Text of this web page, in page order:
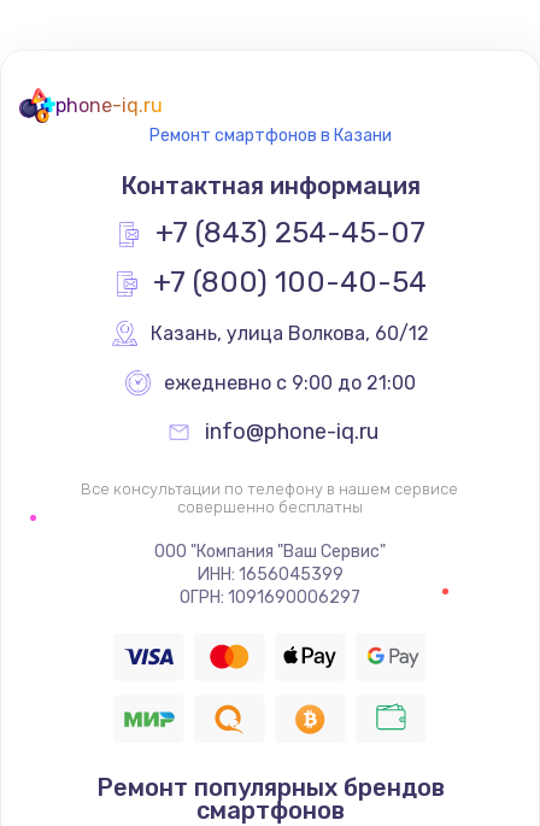
1795 руб.
Заказать
Ремонт разъема питания
1120 руб.
Заказать
Замена видеочипа
Заказать
Настройка BIOS
Заказать
Ремонт подсветки
Заказать
phone-iq.ru
Ремонт смартфонов в Казани
Контактная информация
+7 (843) 254-45-07
+7 (800) 100-40-54
Казань, улица Волкова, 60/12
ежедневно с 9:00 до 21:00
info@phone-iq.ru
Все консультации по телефону в нашем сервисе
совершенно бесплатны
ООО "Компания "Ваш Сервис"
ИНН: 1656045399
ОГРН: 1091690006297
Ремонт популярных брендов
смартфонов